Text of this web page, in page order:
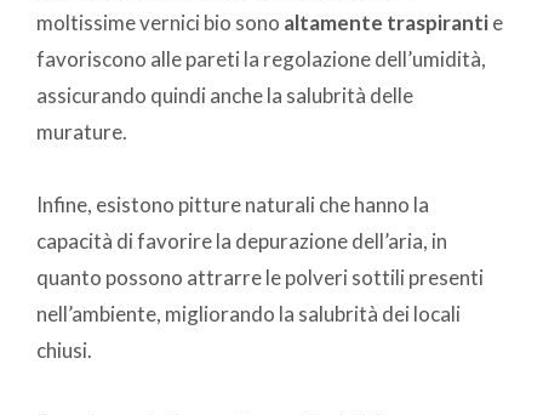
moltissime vernici bio sono altamente traspirantie
favoriscono alle pareti la regolazione dell’umidità,
assicurando quindi anche la salubrità delle
murature.
Infine, esistono pitture naturali che hanno la
capacità di favorire la depurazione dell’aria, in
quanto possono attrarre le polveri sottili presenti
nell’ambiente, migliorando la salubrità dei locali
chiusi.